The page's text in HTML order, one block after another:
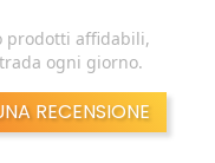
prodotti affidabili,
ogni giorno.
RECENSIONE